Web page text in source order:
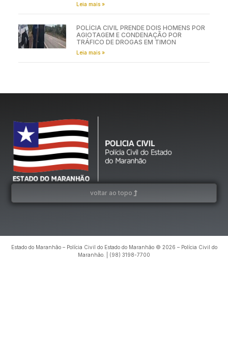
Leia mais »
POLÍCIA CIVIL PRENDE DOIS HOMENS POR
AGIOTAGEM E CONDENAÇÃO POR
TRÁFICO DE DROGAS EM TIMON
Leia mais »
voltar ao topo
Estado do Maranhão – Polícia Civil do Estado do Maranhão © 2026 – Polícia Civil do
Maranhão. | (98) 3198-7700